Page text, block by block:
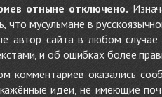
отныне отключено.
что мусульмане в
автор сайта в любом
и об ошибках более
комментариев оказались
идеи, не имеющие